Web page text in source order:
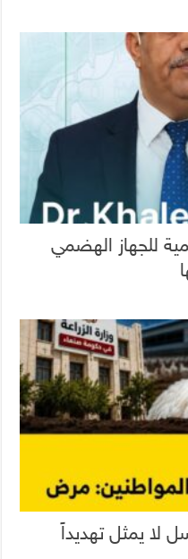
للجهاز الهضمي
لا يمثل تهديداً